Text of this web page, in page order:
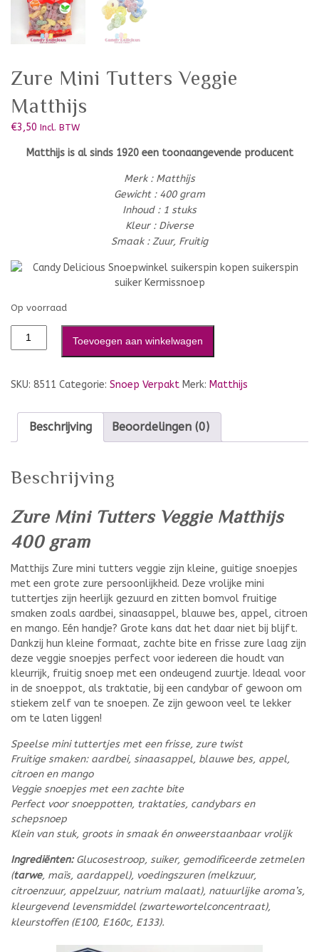
Zure Mini Tutters Veggie
Matthijs
€3,50 Incl. BTW
Matthijs is al sinds 1920 een toonaangevende producent
Merk : Matthijs
Gewicht : 400 gram
Inhoud : 1 stuks
Kleur : Diverse
Smaak : Zuur, Fruitig
Op voorraad
Toevoegen aan winkelwagen
SKU: 8511 Categorie: Snoep Verpakt Merk: Matthijs
Beschrijving Beoordelingen (0)
Beschrijving
Zure Mini Tutters Veggie Matthijs
400 gram
Matthijs Zure mini tutters veggie zijn kleine, guitige snoepjes
met een grote zure persoonlijkheid. Deze vrolijke mini
tuttertjes zijn heerlijk gezuurd en zitten bomvol fruitige
smaken zoals aardbei, sinaasappel, blauwe bes, appel, citroen
en mango. Eén handje? Grote kans dat het daar niet bij blijft.
Dankzij hun kleine formaat, zachte bite en frisse zure laag zijn
deze veggie snoepjes perfect voor iedereen die houdt van
kleurrijk, fruitig snoep met een ondeugend zuurtje. Ideaal voor
in de snoeppot, als traktatie, bij een candybar of gewoon om
stiekem zelf van te snoepen. Ze zijn gewoon veel te lekker
om te laten liggen!
Speelse mini tuttertjes met een frisse, zure twist
Fruitige smaken: aardbei, sinaasappel, blauwe bes, appel,
citroen en mango
Veggie snoepjes met een zachte bite
Perfect voor snoeppotten, traktaties, candybars en
schepsnoep
Klein van stuk, groots in smaak én onweerstaanbaar vrolijk
Ingrediënten:Glucosestroop, suiker, gemodificeerde zetmelen
(tarwe, maïs, aardappel), voedingszuren (melkzuur,
citroenzuur, appelzuur, natrium malaat), natuurlijke aroma’s,
kleurgevend levensmiddel (zwartewortelconcentraat),
kleurstoffen (E100, E160c, E133).